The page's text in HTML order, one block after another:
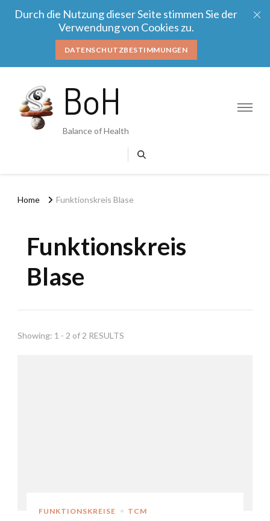
Durch die Nutzung dieser Seite stimmen Sie der
Verwendung von Cookies zu.
DATENSCHUTZBESTIMMUNGEN
BoH
Balance of Health
Home Funktionskreis Blase
Funktionskreis
Blase
Showing: 1 - 2 of 2 RESULTS
FUNKTIONSKREISE TCM